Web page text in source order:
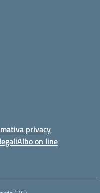
privacy
Albo on line